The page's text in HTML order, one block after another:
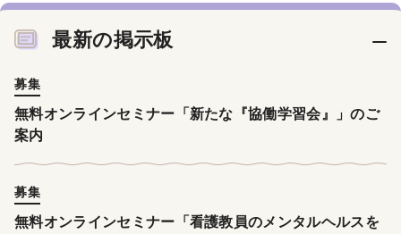
最新の掲示板
募集
無料オンラインセミナー「新たな『協働学習会』」のご
案内
募集
無料オンラインセミナー「看護教員のメンタルヘルスを